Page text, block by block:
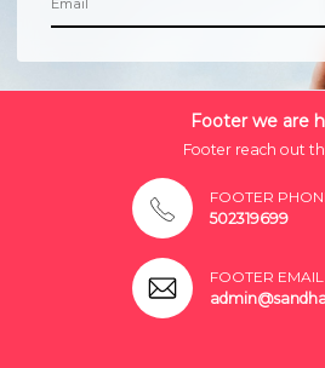
Footer we are
Footer reach out
FOOTER
502319699
FOOTER